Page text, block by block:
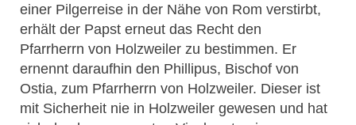
einer Pilgerreise in der Nähe von Rom verstirbt,
erhält der Papst erneut das Recht den
Pfarrherrn von Holzweiler zu bestimmen. Er
ernennt daraufhin den Phillipus, Bischof von
Ostia, zum Pfarrherrn von Holzweiler. Dieser ist
mit Sicherheit nie in Holzweiler gewesen und hat